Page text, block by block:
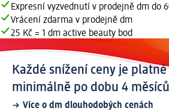
Expresní vyzvednutí v prodejně dm do
Vrácení zdarma v prodejně dm
25 Kč = 1 dm active beauty bod
Každé snížení ceny je platné
minimálně po dobu 4 měsíců
Více o dm dlouhodobých cenách